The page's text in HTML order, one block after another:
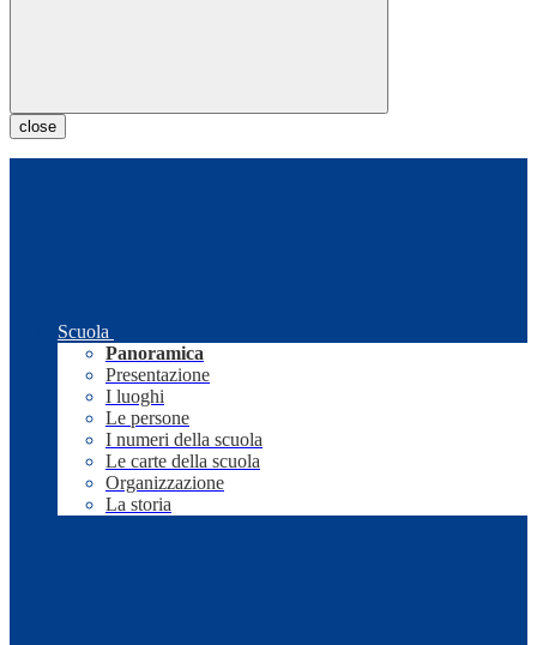
close
Scuola
Panoramica
Presentazione
I luoghi
Le persone
I numeri della scuola
Le carte della scuola
Organizzazione
La storia